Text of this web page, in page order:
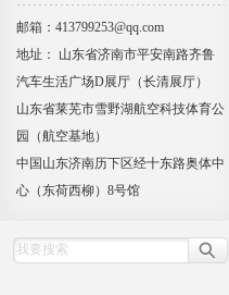
邮箱：413799253@qq.com
地址： 山东省济南市平安南路齐鲁
汽车生活广场D展厅（长清展厅）
山东省莱芜市雪野湖航空科技体育公
园（航空基地）
中国山东济南历下区经十东路奥体中
心（东荷西柳）8号馆